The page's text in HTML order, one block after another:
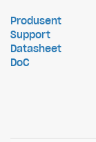
Produsent
Support
Datasheet
DoC